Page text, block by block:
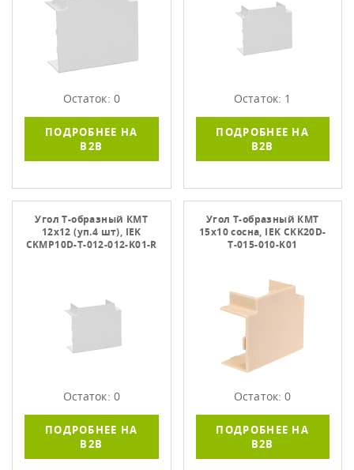
Остаток: 0
ПОДРОБНЕЕ НА
B2B
Остаток: 1
ПОДРОБНЕЕ НА
B2B
Угол Т-образный КМТ
12х12 (уп.4 шт), IEK
CKMP10D-T-012-012-K01-R
Остаток: 0
ПОДРОБНЕЕ НА
B2B
Угол Т-образный КМТ
15х10 сосна, IЕK CKK20D-
T-015-010-K01
Остаток: 0
ПОДРОБНЕЕ НА
B2B